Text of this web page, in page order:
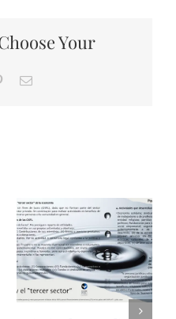
Your
PinterestEmail